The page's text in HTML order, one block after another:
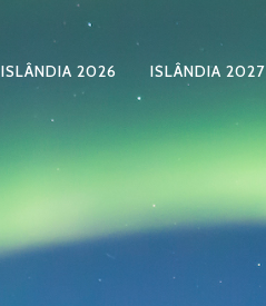
ISLÂNDIA 2026 ISLÂNDIA 2027